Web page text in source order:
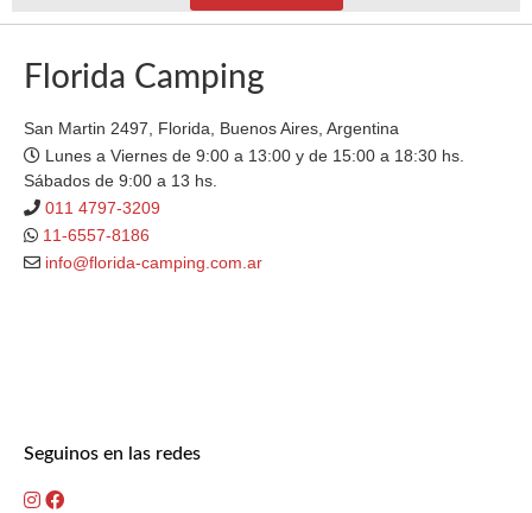
Florida Camping
San Martin 2497, Florida, Buenos Aires, Argentina
Lunes a Viernes de 9:00 a 13:00 y de 15:00 a 18:30 hs.
Sábados de 9:00 a 13 hs.
011 4797-3209
11-6557-8186
info@florida-camping.com.ar
Seguinos en las redes